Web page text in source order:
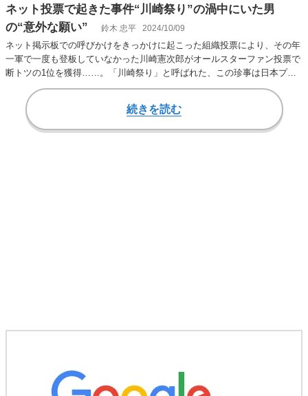
ネット投票で起きた事件“川崎祭り”の渦中にいた男
の“意外な願い”
鈴木 忠平 2024/10/09
ネット掲示板での呼びかけをきっかけに起こった組織投票により、その年
一軍で一度も登板していなかった川崎憲次郎がオールスターファン投票で
断トツの1位を獲得……。「川崎祭り」と呼ばれた、この珍事は日本プロ
野球のオールスタ…
続きを読む